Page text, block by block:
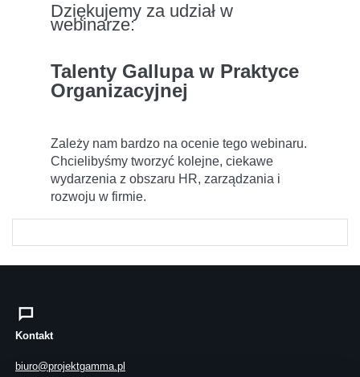
Dziękujemy za udział w
webinarze:
Talenty Gallupa w Praktyce
Organizacyjnej
Zależy nam bardzo na ocenie tego webinaru.
Chcielibyśmy tworzyć kolejne, ciekawe
wydarzenia z obszaru HR, zarządzania i
rozwoju w firmie.
Kontakt
biuro@projektgamma.pl